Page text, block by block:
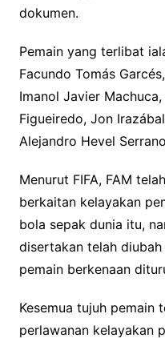
dokumen.
Pemain yang terlibat
Facundo Tomás
Imanol Javier
Figueiredo, Jon
Alejandro Hevel
Menurut FIFA, FAM
berkaitan kelayakan
bola sepak dunia itu,
disertakan telah
pemain berkenaan
Kesemua tujuh pemain
perlawanan kelayakan